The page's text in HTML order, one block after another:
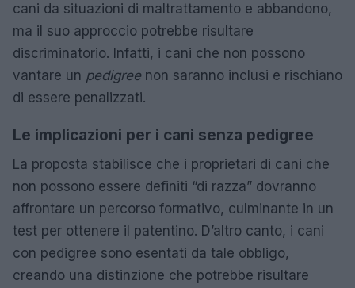
cani da situazioni di maltrattamento e abbandono,
ma il suo approccio potrebbe risultare
discriminatorio. Infatti, i cani che non possono
vantare un pedigreenon saranno inclusi e rischiano
di essere penalizzati.
Le implicazioni per i cani senza pedigree
La proposta stabilisce che i proprietari di cani che
non possono essere definiti “di razza” dovranno
affrontare un percorso formativo, culminante in un
test per ottenere il patentino. D’altro canto, i cani
con pedigree sono esentati da tale obbligo,
creando una distinzione che potrebbe risultare